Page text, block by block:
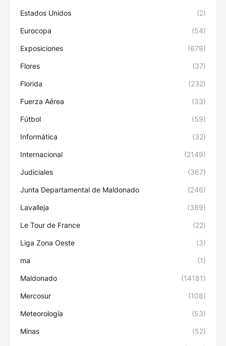
Estados Unidos (2)
Eurocopa (54)
Exposiciones (679)
Flores (37)
Florida (232)
Fuerza Aérea (33)
Fútbol (59)
Informática (32)
Internacional (2149)
Judiciales (367)
Junta Departamental de Maldonado (246)
Lavalleja (389)
Le Tour de France (22)
Liga Zona Oeste (3)
ma (1)
Maldonado (14181)
Mercosur (108)
Meteorología (53)
Minas (52)